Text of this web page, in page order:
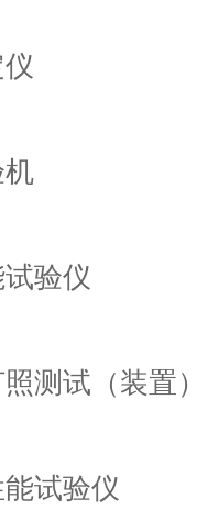
验仪
测试（装置
试验仪